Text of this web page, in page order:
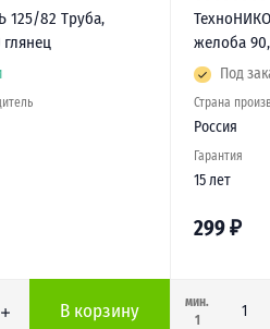
125/82 Труба,
В корзину
желоба
Под
Страна
Россия
Гарантия
15 лет
299₽
мин.
1